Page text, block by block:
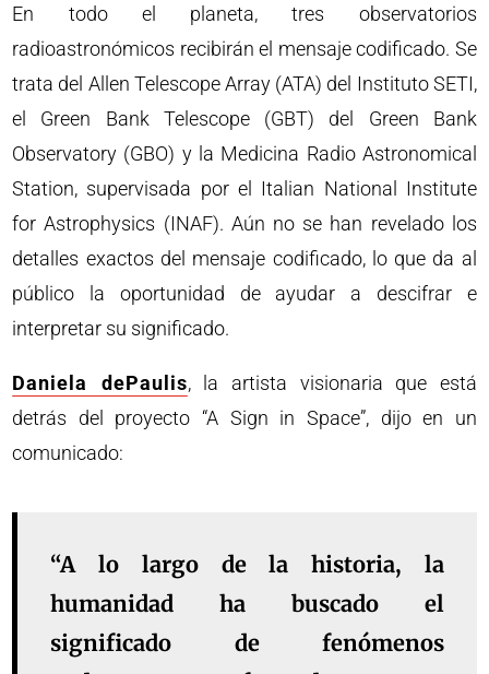
En todo el planeta, tres observatorios
radioastronómicos recibirán el mensaje codificado. Se
trata del Allen Telescope Array (ATA) del Instituto SETI,
el Green Bank Telescope (GBT) del Green Bank
Observatory (GBO) y la Medicina Radio Astronomical
Station, supervisada por el Italian National Institute
for Astrophysics (INAF). Aún no se han revelado los
detalles exactos del mensaje codificado, lo que da al
público la oportunidad de ayudar a descifrar e
interpretar su significado.
Daniela dePaulis, la artista visionaria que está
detrás del proyecto “A Sign in Space”, dijo en un
comunicado:
“A lo largo de la historia, la
humanidad ha buscado el
significado de fenómenos